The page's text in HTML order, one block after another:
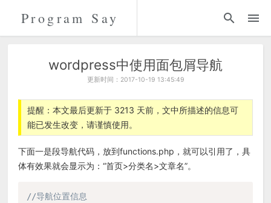
Program Say 代码
wordpress中使用面包屑导航
更新时间：2017-10-19 13:45:49
提醒：本文最后更新于 3213 天前，文中所描述的信息可
能已发生改变，请谨慎使用。
下面一是段导航代码，放到functions.php，就可以引用了，具
体有效果就会显示为：“首页>分类名>文章名”。
//导航位置信息